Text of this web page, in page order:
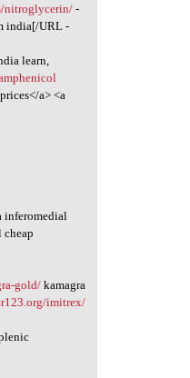
nitroglycerin/ -
india[/URL -
learn,
a> <a
inferomedial
gold/ kamagra
imitrex/